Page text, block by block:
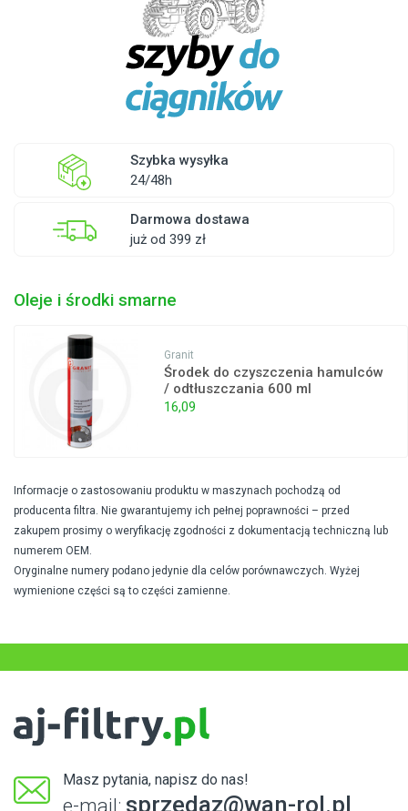
Szybka wysyłka
24/48h
Darmowa dostawa
już od 399 zł
Oleje i środki smarne
Granit
Środek do czyszczenia hamulców
/ odtłuszczania 600 ml
16,09
Informacje o zastosowaniu produktu w maszynach pochodzą od
producenta filtra. Nie gwarantujemy ich pełnej poprawności – przed
zakupem prosimy o weryfikację zgodności z dokumentacją techniczną lub
numerem OEM.
Oryginalne numery podano jedynie dla celów porównawczych. Wyżej
wymienione części są to części zamienne.
Masz pytania, napisz do nas!
e-mail: sprzedaz@wan-rol.pl